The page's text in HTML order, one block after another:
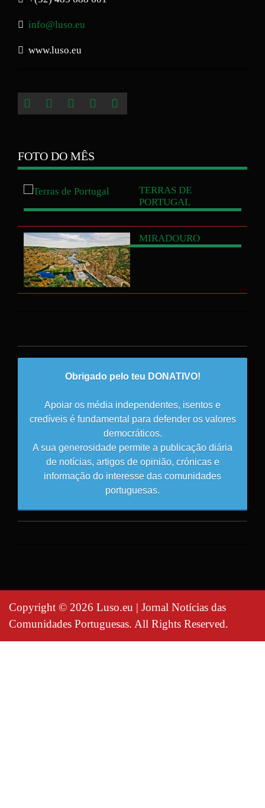
info@luso.eu
www.luso.eu
FOTO DO MÊS
TERRAS DE
PORTUGAL
MIRADOURO
Obrigado pelo teu DONATIVO!
Apoiar os média independentes, isentos e
credíveis é fundamental para defender os valores
democráticos.
A sua generosidade permite a publicação diária
de notícias, artigos de opinião, crónicas e
informação do interesse das comunidades
portuguesas.
Copyright © 2026 Luso.eu | Jornal Notícias das
Comunidades Portuguesas. All Rights Reserved.